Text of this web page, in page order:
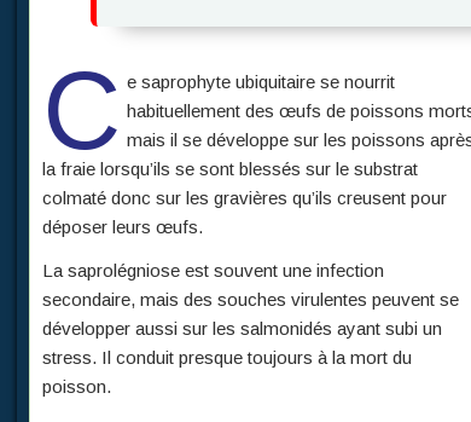
C e saprophyte ubiquitaire se nourrit
habituellement des œufs de poissons
mais il se développe sur les poissons
la fraie lorsqu’ils se sont blessés sur le substrat
colmaté donc sur les gravières qu’ils creusent pour
déposer leurs œufs.
La saprolégniose est souvent une infection
secondaire, mais des souches virulentes peuvent se
développer aussi sur les salmonidés ayant subi un
stress. Il conduit presque toujours à la mort du
poisson.